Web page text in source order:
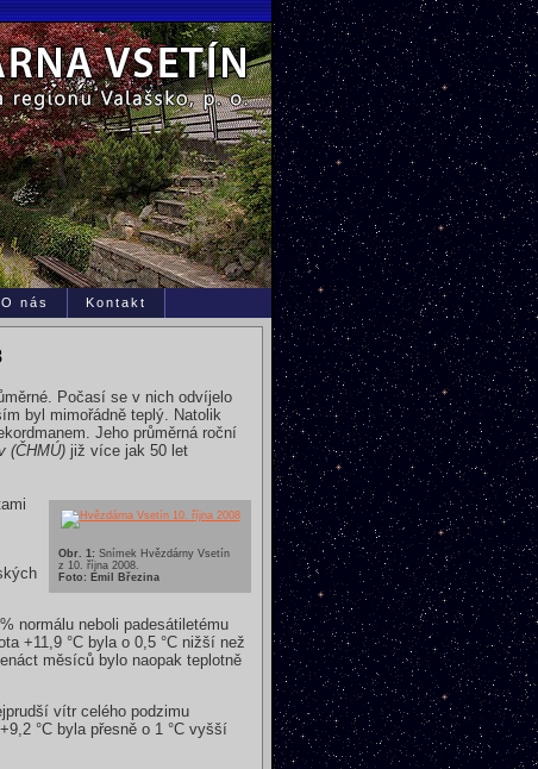
O nás Kontakt
Počasí se v nich odvíjelo
byl mimořádně teplý. Natolik
Jeho průměrná roční
(ČHMÚ) již více jak 50 let
Obr. 1: Snímek Hvězdárny Vsetín
z 10. října 2008.
Foto: Emil Březina
normálu neboli padesátiletému
+11,9 °C byla o 0,5 °C nižší než
měsíců bylo naopak teplotně
vítr celého podzimu
°C byla přesně o 1 °C vyšší